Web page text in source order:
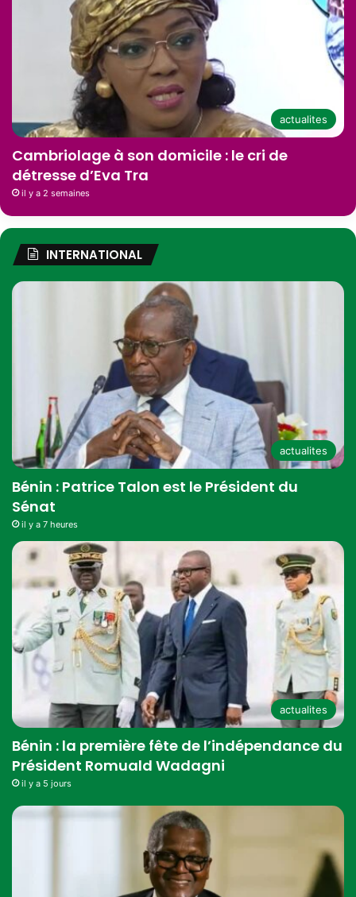
actualites
Cambriolage à son domicile : le cri de
détresse d’Eva Tra
il y a 2 semaines
INTERNATIONAL
actualites
Bénin : Patrice Talon est le Président du
Sénat
il y a 7 heures
actualites
Bénin : la première fête de l’indépendance du
Président Romuald Wadagni
il y a 5 jours